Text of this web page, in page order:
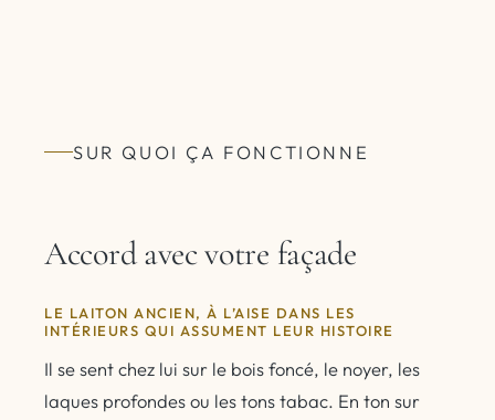
SUR QUOI ÇA FONCTIONNE
Accord avec votre façade
LE LAITON ANCIEN, À L’AISE DANS LES
INTÉRIEURS QUI ASSUMENT LEUR HISTOIRE
Il se sent chez lui sur le bois foncé, le noyer, les
laques profondes ou les tons tabac. En ton sur